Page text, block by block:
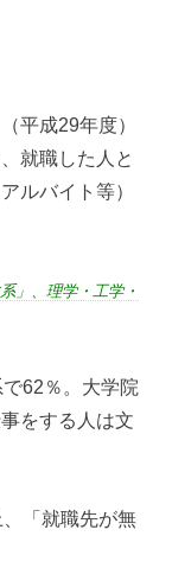
平成29年度）
就職した人と
ルバイト等）
」、理学・工学・
で62％。大学院
をする人は文
「就職先が無